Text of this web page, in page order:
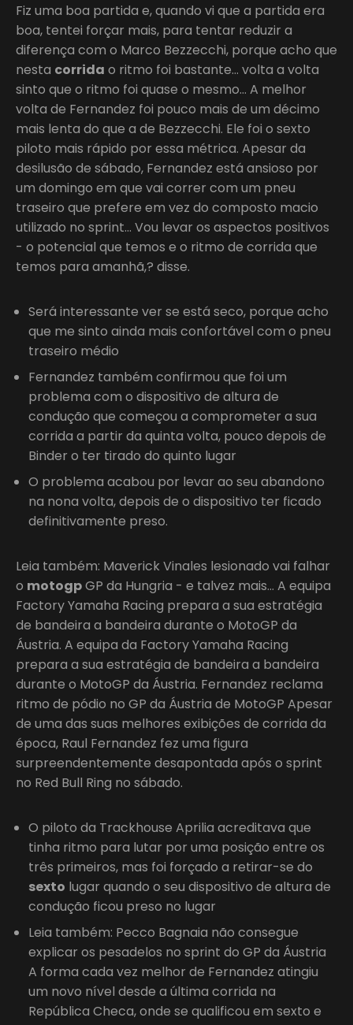
Fiz uma boa partida e, quando vi que a partida era
boa, tentei forçar mais, para tentar reduzir a
diferença com o Marco Bezzecchi, porque acho que
nesta corrida o ritmo foi bastante… volta a volta
sinto que o ritmo foi quase o mesmo… A melhor
volta de Fernandez foi pouco mais de um décimo
mais lenta do que a de Bezzecchi. Ele foi o sexto
piloto mais rápido por essa métrica. Apesar da
desilusão de sábado, Fernandez está ansioso por
um domingo em que vai correr com um pneu
traseiro que prefere em vez do composto macio
utilizado no sprint… Vou levar os aspectos positivos
- o potencial que temos e o ritmo de corrida que
temos para amanhã,? disse.
Será interessante ver se está seco, porque acho
que me sinto ainda mais confortável com o pneu
traseiro médio
Fernandez também confirmou que foi um
problema com o dispositivo de altura de
condução que começou a comprometer a sua
corrida a partir da quinta volta, pouco depois de
Binder o ter tirado do quinto lugar
O problema acabou por levar ao seu abandono
na nona volta, depois de o dispositivo ter ficado
definitivamente preso.
Leia também: Maverick Vinales lesionado vai falhar
o motogpGP da Hungria - e talvez mais… A equipa
Factory Yamaha Racing prepara a sua estratégia
de bandeira a bandeira durante o MotoGP da
Áustria. A equipa da Factory Yamaha Racing
prepara a sua estratégia de bandeira a bandeira
durante o MotoGP da Áustria. Fernandez reclama
ritmo de pódio no GP da Áustria de MotoGP Apesar
de uma das suas melhores exibições de corrida da
época, Raul Fernandez fez uma figura
surpreendentemente desapontada após o sprint
no Red Bull Ring no sábado.
O piloto da Trackhouse Aprilia acreditava que
tinha ritmo para lutar por uma posição entre os
três primeiros, mas foi forçado a retirar-se do
sexto lugar quando o seu dispositivo de altura de
condução ficou preso no lugar
Leia também: Pecco Bagnaia não consegue
explicar os pesadelos no sprint do GP da Áustria
A forma cada vez melhor de Fernandez atingiu
um novo nível desde a última corrida na
República Checa, onde se qualificou em sexto e